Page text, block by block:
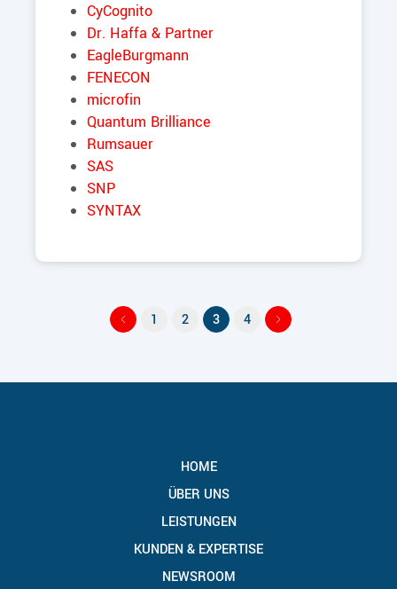
CyCognito
Dr. Haffa & Partner
EagleBurgmann
FENECON
microfin
Quantum Brilliance
Rumsauer
SAS
SNP
SYNTAX
1 2 3 4
HOME
ÜBER UNS
LEISTUNGEN
KUNDEN & EXPERTISE
NEWSROOM